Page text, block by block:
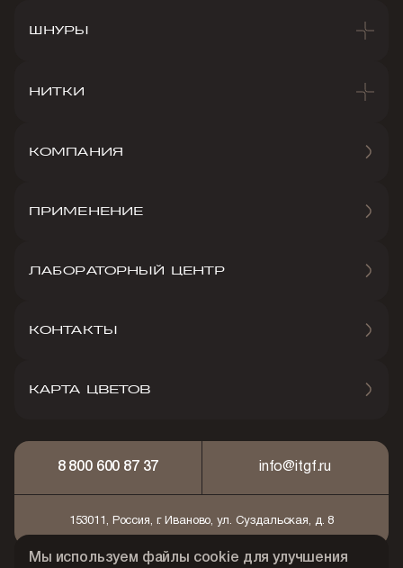
КОМПАНИЯ
ПРИМЕНЕНИЕ
ЛАБОРАТОРНЫЙ ЦЕНТР
КОНТАКТЫ
КАРТА ЦВЕТОВ
ШНУРЫ
НИТКИ
8 800 600 87 37 info@itgf.ru
153011, Россия, г. Иваново, ул. Суздальская, д. 8
Мы используем файлы cookie для улучшения